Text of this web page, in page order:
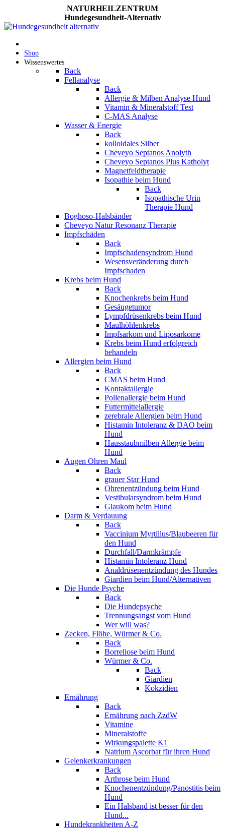
NATURHEILZENTRUM
Hundegesundheit-Alternativ
Shop
Wissenswertes
Back
Fellanalyse
Back
Allergie & Milben Analyse Hund
Vitamin & Mineralstoff Test
C-MAS Analyse
Wasser & Energie
Back
kolloidales Silber
Cheveyo Septanos Anolyth
Cheveyo Septanos Plus Katholyt
Magnetfeldtherapie
Isopathie beim Hund
Back
Isopathische Urin
Therapie Hund
Boghoso-Halsbänder
Cheveyo Natur Resonanz Therapie
Impfschäden
Back
Impfschadensyndrom Hund
Wesensveränderung durch
Impfschaden
Krebs beim Hund
Back
Knochenkrebs beim Hund
Gesäugetumor
Lympfdrüsenkrebs beim Hund
Maulhöhlenkrebs
Impfsarkom und Liposarkome
Krebs beim Hund erfolgreich
behandeln
Allergien beim Hund
Back
CMAS beim Hund
Kontaktallergie
Pollenallergie beim Hund
Futtermittelallergie
zerebrale Allergien beim Hund
Histamin Intoleranz & DAO beim
Hund
Hausstaubmilben Allergie beim
Hund
Augen Ohren Maul
Back
grauer Star Hund
Ohrenentzündung beim Hund
Vestibularsyndrom beim Hund
Glaukom beim Hund
Darm & Verdauung
Back
Vaccinium Myrtillus/Blaubeeren für
den Hund
Durchfall/Darmkrämpfe
Histamin Intoleranz Hund
Analdrüsenentzündung des Hundes
Giardien beim Hund/Alternativen
Die Hunde Psyche
Back
Die Hundepsyche
Trennungsangst vom Hund
Wer will was?
Zecken, Flöhe, Würmer & Co.
Back
Borreliose beim Hund
Würmer & Co.
Back
Giardien
Kokzidien
Ernährung
Back
Ernährung nach ZzdW
Vitamine
Mineralstoffe
Wirkungspalette K1
Natrium Ascorbat für ihren Hund
Gelenkerkrankungen
Back
Arthrose beim Hund
Knochenentzündung/Panostitis beim
Hund
Ein Halsband ist besser für den
Hund...
Hundekrankheiten A-Z